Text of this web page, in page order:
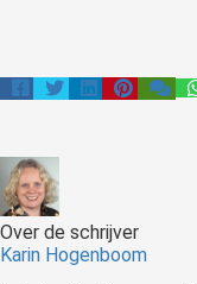
Over de schrijver
Karin Hogenboom